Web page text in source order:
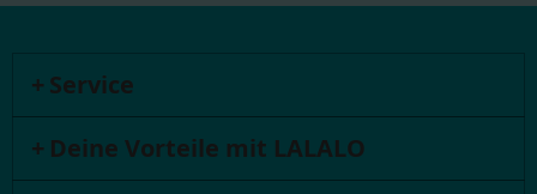
Service
Deine Vorteile mit LALALO